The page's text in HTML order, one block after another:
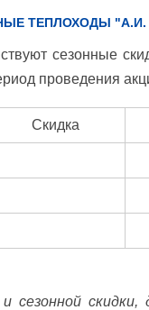
ТЕПЛОХОДЫ
сезонные
проведения
Скидка
сезонной